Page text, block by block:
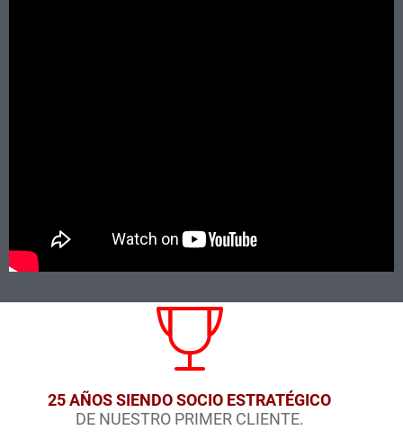
25 AÑOS SIENDO SOCIO ESTRATÉGICO
DE NUESTRO PRIMER CLIENTE.